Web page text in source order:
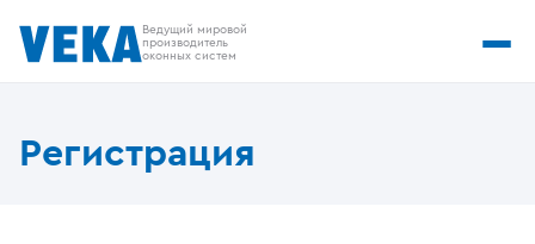
Ведущий мировой
производитель
оконных систем
Регистрация